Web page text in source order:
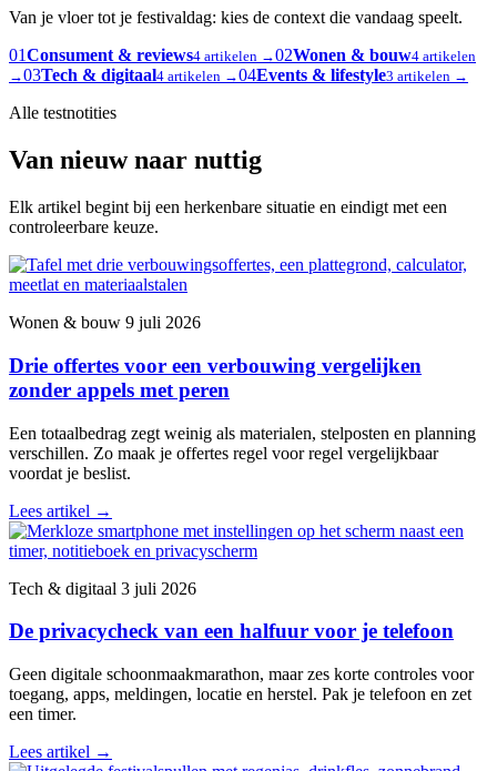
Van je vloer tot je festivaldag: kies de context die vandaag speelt.
01Consument & reviews4 artikelen →02Wonen & bouw4 artikelen
→03Tech & digitaal4 artikelen →04Events & lifestyle3 artikelen →
Alle testnotities
Van nieuw naar nuttig
Elk artikel begint bij een herkenbare situatie en eindigt met een
controleerbare keuze.
Wonen & bouw 9 juli 2026
Drie offertes voor een verbouwing vergelijken
zonder appels met peren
Een totaalbedrag zegt weinig als materialen, stelposten en planning
verschillen. Zo maak je offertes regel voor regel vergelijkbaar
voordat je beslist.
Lees artikel →
Tech & digitaal 3 juli 2026
De privacycheck van een halfuur voor je telefoon
Geen digitale schoonmaakmarathon, maar zes korte controles voor
toegang, apps, meldingen, locatie en herstel. Pak je telefoon en zet
een timer.
Lees artikel →